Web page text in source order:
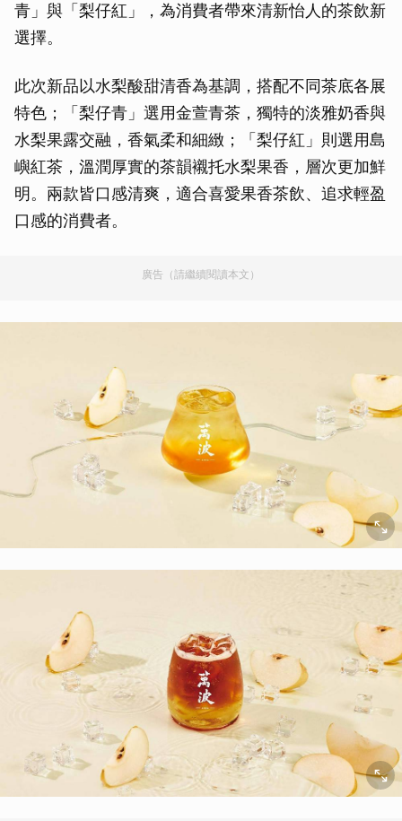
青」與「梨仔紅」，為消費者帶來清新怡人的茶飲新
選擇。
此次新品以水梨酸甜清香為基調，搭配不同茶底各展
特色；「梨仔青」選用金萱青茶，獨特的淡雅奶香與
水梨果露交融，香氣柔和細緻；「梨仔紅」則選用島
嶼紅茶，溫潤厚實的茶韻襯托水梨果香，層次更加鮮
明。兩款皆口感清爽，適合喜愛果香茶飲、追求輕盈
口感的消費者。
廣告（請繼續閱讀本文）